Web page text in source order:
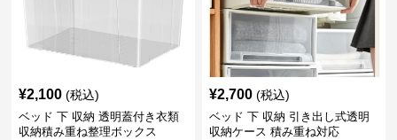
¥2,100 (税込)
ベッド 下 収納 透明蓋付き衣類
収納積み重ね整理ボックス
¥2,700 (税込)
ベッド 下 収納 引き出し式透明
収納ケース 積み重ね対応